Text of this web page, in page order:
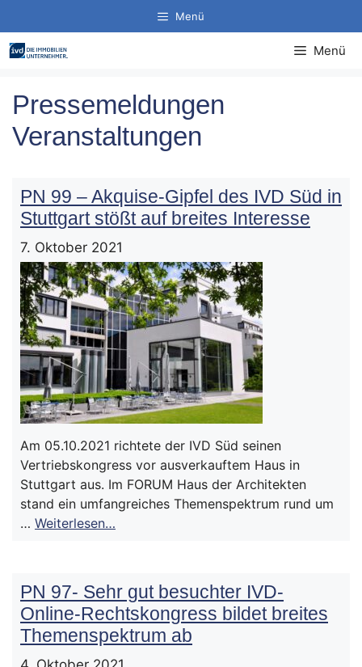
Inhalt
springen
Menü
Menü
Pressemeldungen
Veranstaltungen
PN 99 – Akquise-Gipfel des IVD Süd in
Stuttgart stößt auf breites Interesse
7. Oktober 2021
Am 05.10.2021 richtete der IVD Süd seinen
Vertriebskongress vor ausverkauftem Haus in
Stuttgart aus. Im FORUM Haus der Architekten
stand ein umfangreiches Themenspektrum rund um
… Weiterlesen…
PN 97- Sehr gut besuchter IVD-
Online-Rechtskongress bildet breites
Themenspektrum ab